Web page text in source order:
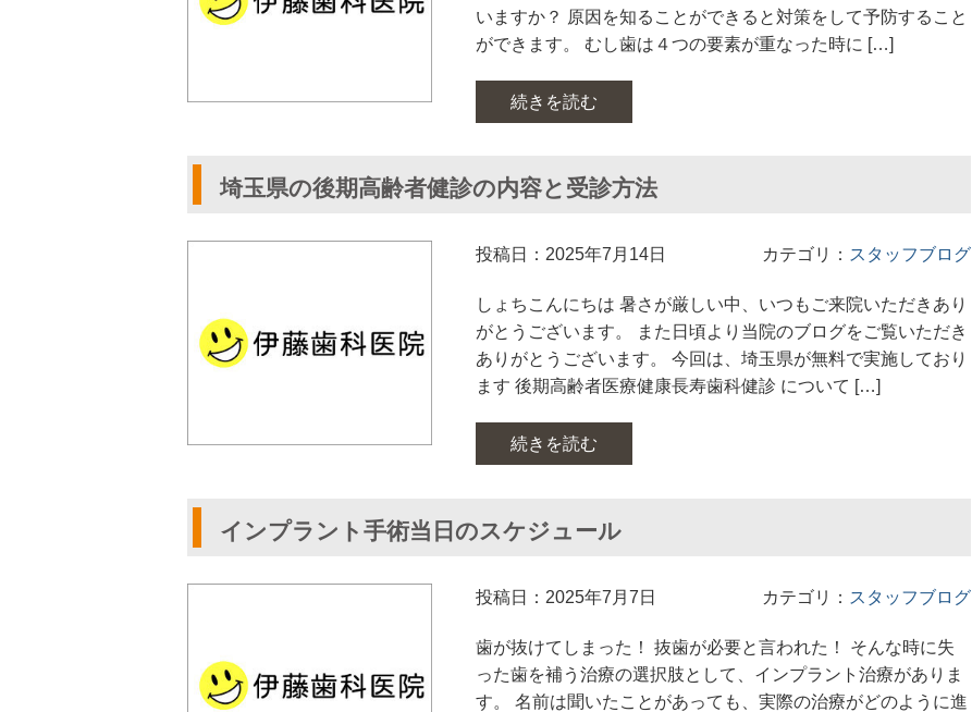
いますか？ 原因を知ることができると対策をして予防すること
ができます。 むし歯は４つの要素が重なった時に […]
続きを読む
埼玉県の後期高齢者健診の内容と受診方法
投稿日：2025年7月14日 カテゴリ： スタッフブログ
しょちこんにちは 暑さが厳しい中、いつもご来院いただきあり
がとうございます。 また日頃より当院のブログをご覧いただき
ありがとうございます。 今回は、埼玉県が無料で実施しており
ます 後期高齢者医療健康長寿歯科健診 について […]
続きを読む
インプラント手術当日のスケジュール
投稿日：2025年7月7日 カテゴリ： スタッフブログ
歯が抜けてしまった！ 抜歯が必要と言われた！ そんな時に失
った歯を補う治療の選択肢として、インプラント治療がありま
す。 名前は聞いたことがあっても、実際の治療がどのように進